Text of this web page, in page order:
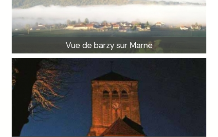
Vue de barzy sur Marne